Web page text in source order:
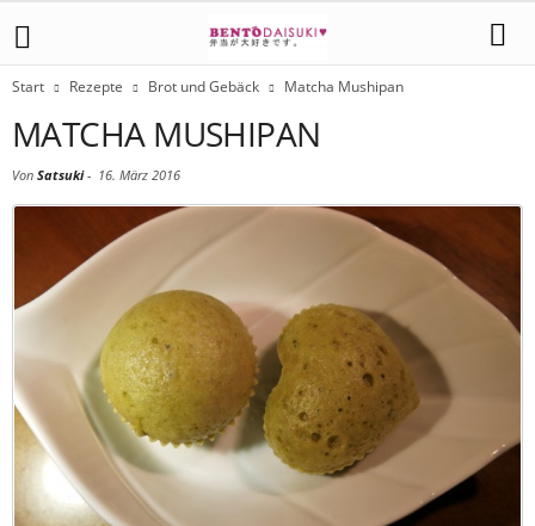
Start Rezepte Brot und Gebäck Matcha Mushipan
MATCHA MUSHIPAN
Von Satsuki- 16. März 2016